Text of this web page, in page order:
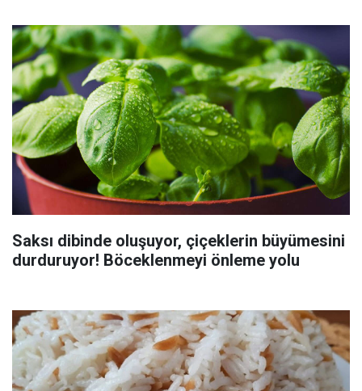
Saksı dibinde oluşuyor, çiçeklerin büyümesini
durduruyor! Böceklenmeyi önleme yolu